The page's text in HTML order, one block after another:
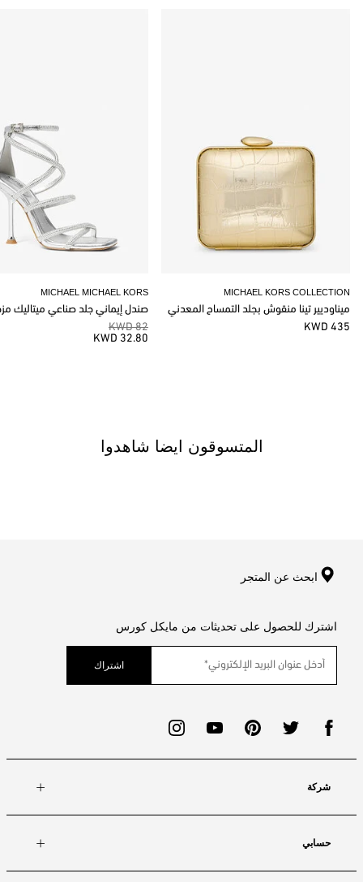
MICHAEL MICHAEL KORS
صندل إيماني جلد صناعي ميتاليك
82 KWD
32.80 KWD
MICHAEL KORS COLLECTION
ميناوديير تينا منقوش بجلد التمساح المعدني
435 KWD
المتسوقون ايضا شاهدوا
ابحث عن المتجر
اشترك للحصول على تحديثات من مايكل كورس
اشتراك
شركة
حسابي